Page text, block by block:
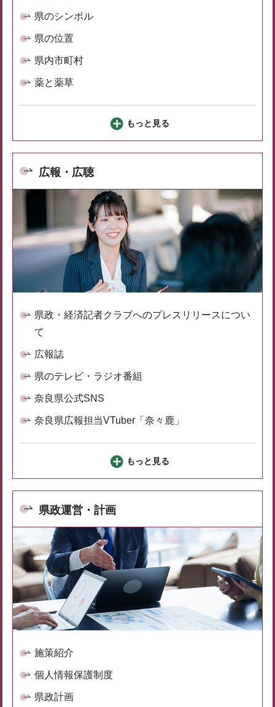
県のシンボル
県の位置
県内市町村
薬と薬草
もっと見る
広報・広聴
県政・経済記者クラブへのプレスリリースについ
て
広報誌
県のテレビ・ラジオ番組
奈良県公式SNS
奈良県広報担当VTuber「奈々鹿」
もっと見る
県政運営・計画
施策紹介
個人情報保護制度
県政計画